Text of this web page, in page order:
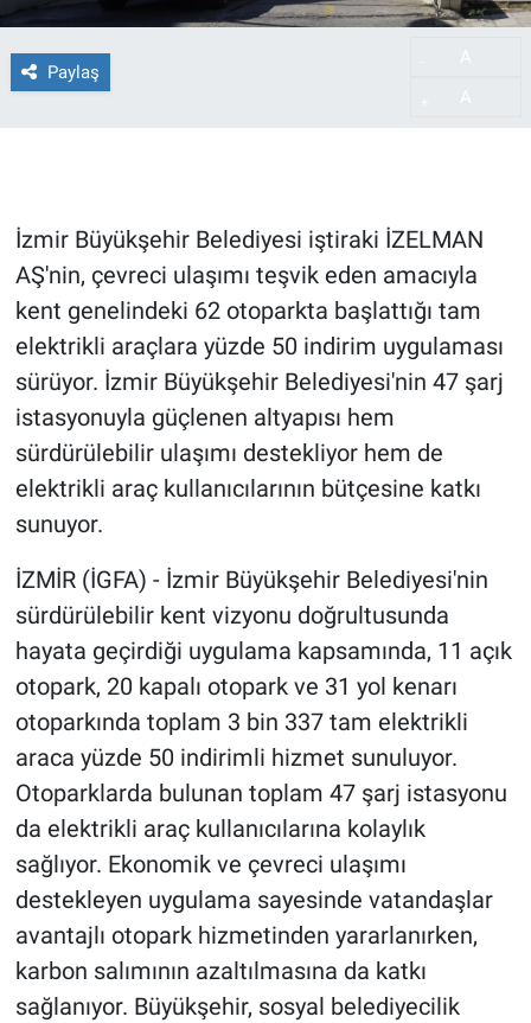
Paylaş
İzmir Büyükşehir Belediyesi iştiraki İZELMAN
AŞ'nin, çevreci ulaşımı teşvik eden amacıyla
kent genelindeki 62 otoparkta başlattığı tam
elektrikli araçlara yüzde 50 indirim uygulaması
sürüyor. İzmir Büyükşehir Belediyesi'nin 47 şarj
istasyonuyla güçlenen altyapısı hem
sürdürülebilir ulaşımı destekliyor hem de
elektrikli araç kullanıcılarının bütçesine katkı
sunuyor.
İZMİR (İGFA) - İzmir Büyükşehir Belediyesi'nin
sürdürülebilir kent vizyonu doğrultusunda
hayata geçirdiği uygulama kapsamında, 11 açık
otopark, 20 kapalı otopark ve 31 yol kenarı
otoparkında toplam 3 bin 337 tam elektrikli
araca yüzde 50 indirimli hizmet sunuluyor.
Otoparklarda bulunan toplam 47 şarj istasyonu
da elektrikli araç kullanıcılarına kolaylık
sağlıyor. Ekonomik ve çevreci ulaşımı
destekleyen uygulama sayesinde vatandaşlar
avantajlı otopark hizmetinden yararlanırken,
karbon salımının azaltılmasına da katkı
sağlanıyor. Büyükşehir, sosyal belediyecilik